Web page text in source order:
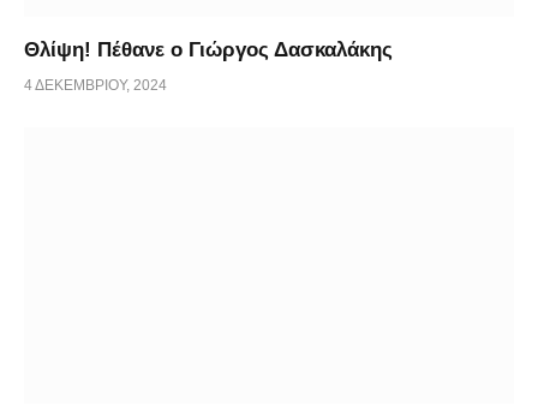
Θλίψη! Πέθανε ο Γιώργος Δασκαλάκης
4 ΔΕΚΕΜΒΡΊΟΥ, 2024